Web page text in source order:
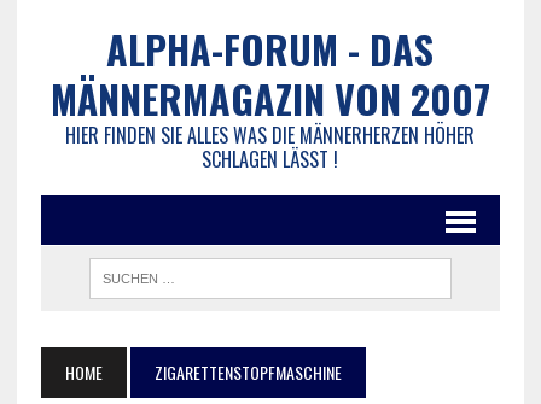
ALPHA-FORUM - DAS
MÄNNERMAGAZIN VON 2007
HIER FINDEN SIE ALLES WAS DIE MÄNNERHERZEN HÖHER
SCHLAGEN LÄSST !
HOME ZIGARETTENSTOPFMASCHINE